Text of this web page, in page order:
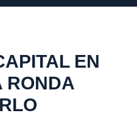
EN
RONDA